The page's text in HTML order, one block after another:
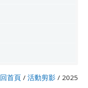
回首頁 / 活動剪影 / 2025